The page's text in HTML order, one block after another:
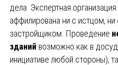
дела. Экспертная
аффилирована ни с истцом, ни
застройщиком. Проведение
зданий возможно как в
инициативе любой стороны),